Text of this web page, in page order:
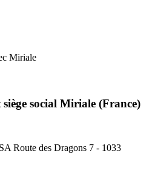
Miriale
siège social Miriale (France)
Route des Dragons 7 - 1033